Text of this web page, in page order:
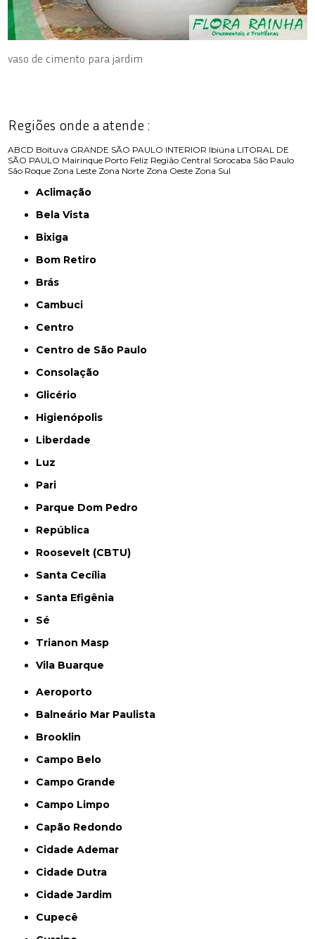
vaso de cimento para jardim
Regiões onde a atende :
ABCD Boituva GRANDE SÃO PAULO INTERIOR Ibiúna LITORAL DE
SÃO PAULO Mairinque Porto Feliz Região Central Sorocaba São Paulo
São Roque Zona Leste Zona Norte Zona Oeste Zona Sul
Aclimação
Bela Vista
Bixiga
Bom Retiro
Brás
Cambuci
Centro
Centro de São Paulo
Consolação
Glicério
Higienópolis
Liberdade
Luz
Pari
Parque Dom Pedro
República
Roosevelt (CBTU)
Santa Cecília
Santa Efigênia
Sé
Trianon Masp
Vila Buarque
Aeroporto
Balneário Mar Paulista
Brooklin
Campo Belo
Campo Grande
Campo Limpo
Capão Redondo
Cidade Ademar
Cidade Dutra
Cidade Jardim
Cupecê